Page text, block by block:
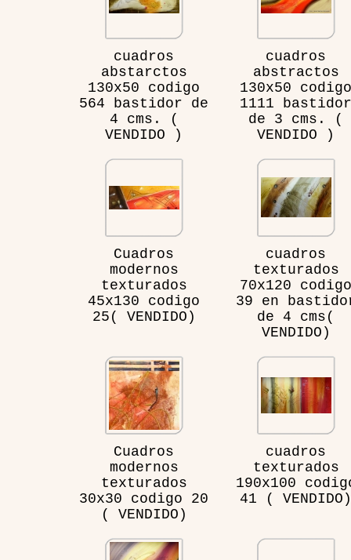
cuadros
abstarctos
130x50 codigo
564 bastidor de
4 cms. (
VENDIDO )
cuadros
abstractos
130x50 codigo
1111 bastidor
de 3 cms. (
VENDIDO )
Cuadros
modernos
texturados
45x130 codigo
25( VENDIDO)
cuadros
texturados
70x120 codigo
39 en
de 4 cms(
VENDIDO)
Cuadros
modernos
texturados
30x30 codigo 20
( VENDIDO)
cuadros
texturados
190x100
41 ( VENDIDO)